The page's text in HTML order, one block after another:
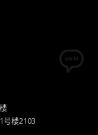
号楼2103